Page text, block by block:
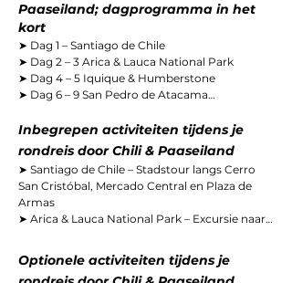
Paaseiland; dagprogramma in het
kort
➤ Dag 1 – Santiago de Chile
➤ Dag 2 – 3 Arica & Lauca National Park
➤ Dag 4 – 5 Iquique & Humberstone
➤ Dag 6 – 9 San Pedro de Atacama
➤ Dag 13 – 17 Paaseiland (Rapa Nui)
➤ Dag 18 Santiago
➤ Dag 19 Vertrek uit Chili
Inbegrepen activiteiten tijdens je
rondreis door Chili & Paaseiland
➤ Santiago de Chile – Stadstour langs Cerro
San Cristóbal, Mercado Central en Plaza de
Armas
➤ Arica & Lauca National Park – Excursie naar
spot alpaca’s en flamingo’s
➤ Iquique & Humberstone – Bezoek aan de
Optionele activiteiten tijdens je